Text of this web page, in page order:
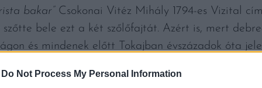
Do Not Process My Personal Information
bakar”
Csokonai Vitéz Mihály 1794-es Vizital
bele ezt a két szőlőfajtát. Azért is, mert
és mindenek előtt Tokajban évszázadok óta
után a IV. Béla király által a térségbe telepített
gohér, bajor fehér, fehér bajnár, somogyi